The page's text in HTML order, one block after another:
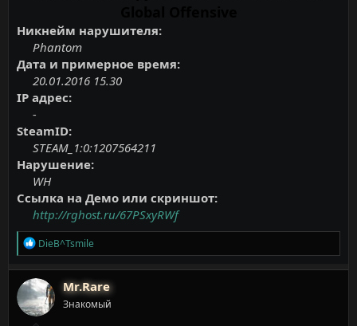
Никнейм нарушителя:
Phantom
Дата и примерное время:
20.01.2016 15.30
IP адрес:
-
SteamID:
STEAM_1:0:1207564211
Нарушение:
WH
Ссылка на Демо или скриншот:
http://rghost.ru/67PSxyRWf
Р
е
а
к
ц
и
и
DieB^Tsmile
Mr.Rare
Знакомый